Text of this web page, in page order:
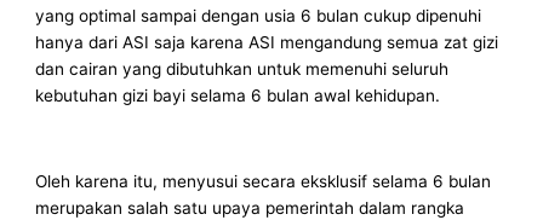
yang optimal sampai dengan usia 6 bulan cukup dipenuhi
hanya dari ASI saja karena ASI mengandung semua zat gizi
dan cairan yang dibutuhkan untuk memenuhi seluruh
kebutuhan gizi bayi selama 6 bulan awal kehidupan.
Oleh karena itu, menyusui secara eksklusif selama 6 bulan
merupakan salah satu upaya pemerintah dalam rangka